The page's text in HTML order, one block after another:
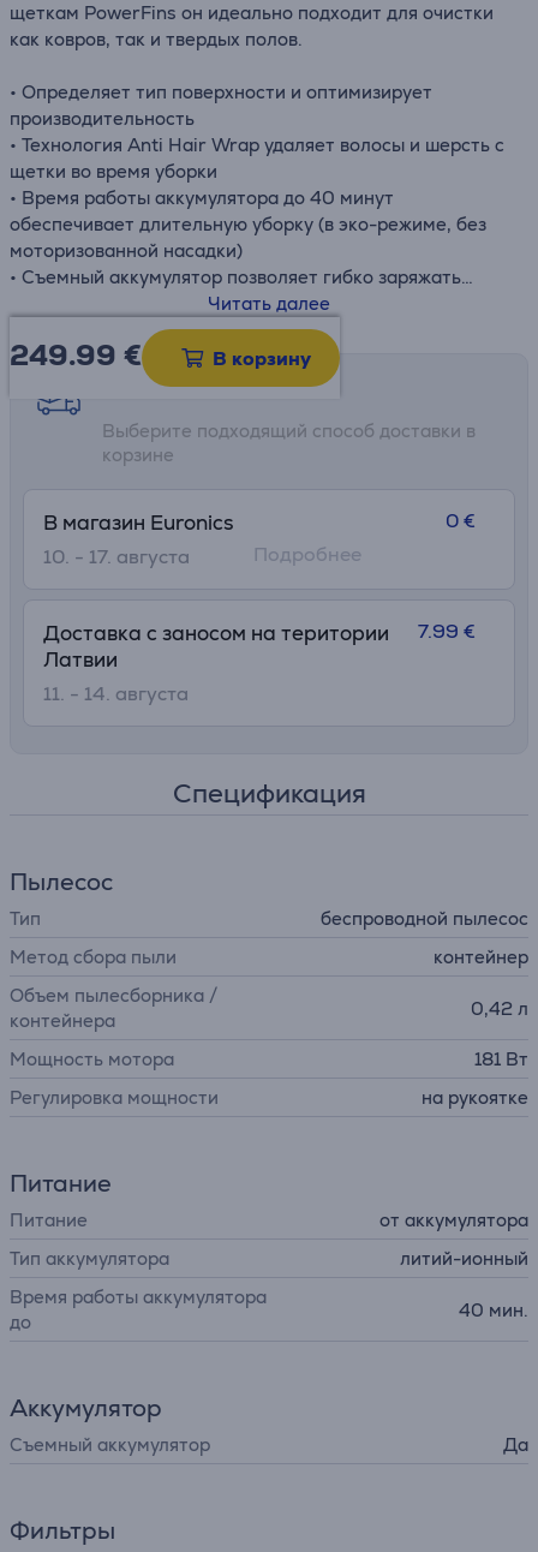
щеткам PowerFins он идеально подходит для очистки
как ковров, так и твердых полов.
• Определяет тип поверхности и оптимизирует
производительность
• Технология Anti Hair Wrap удаляет волосы и шерсть с
щетки во время уборки
• Время работы аккумулятора до 40 минут
обеспечивает длительную уборку (в эко-режиме, без
моторизованной насадки)
• Съемный аккумулятор позволяет гибко заряжать
пылесос по мере необходимости
• Светодиодный дисплей упрощает использование и
управление
Читать далее
249.99 € В корзину
Возможности доставки
Выберите подходящий способ доставки в
корзине
В магазин Euronics
10. - 17. августа
0 €
Подробнее
Доставка с заносом на територии
Латвии
11. - 14. августа
7.99 €
Спецификация
Пылесос
Тип
беспроводной пылесос
Метод сбора пыли
контейнер
Объем пылесборника /
контейнера
0,42 л
Мощность мотора
181 Вт
Регулировка мощности
на рукоятке
Питание
Питание
от аккумулятора
Тип аккумулятора
литий-ионный
Время работы аккумулятора
до
40 мин.
Аккумулятор
Съемный аккумулятор Да
Фильтры